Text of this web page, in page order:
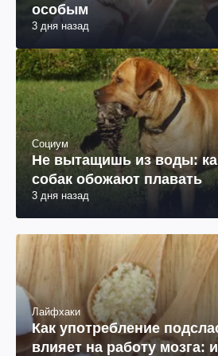
особым
3 дня назад
Социум
Не вытащишь из воды:
собак обожают плавать
3 дня назад
Лайфхаки
Как употребление
влияет на работу мозга: